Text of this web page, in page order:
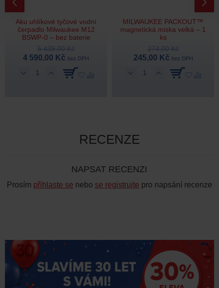
Aku uhlíkové tyčové vodní
čerpadlo Milwaukee M12
BSWP-0 – bez baterie
5 439,00 Kč
4 590,00 Kč bez DPH
MILWAUKEE PACKOUT™
magnetická miska velká – 1
ks
274,00 Kč
245,00 Kč bez DPH
RECENZE
NAPSAT RECENZI
Prosím přihlaste se nebo se registrujte pro napsání recenze